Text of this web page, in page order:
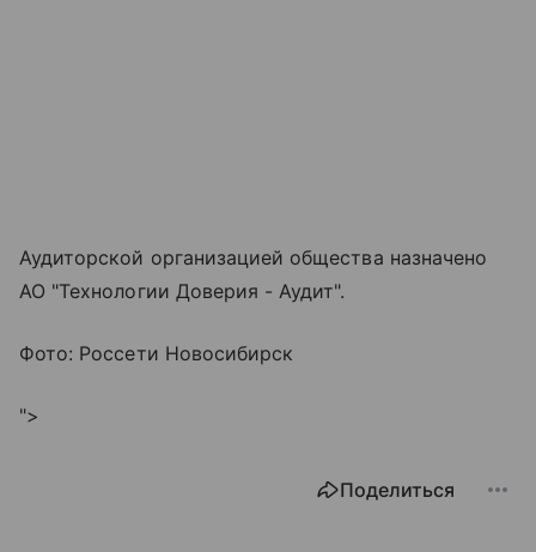
Аудиторской организацией общества назначено
АО "Технологии Доверия - Аудит".
Фото: Россети Новосибирск
">
Поделиться